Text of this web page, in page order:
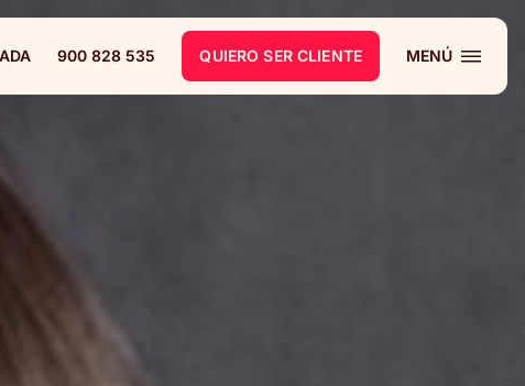
900 828 535 QUIERO SER CLIENTE MENÚ